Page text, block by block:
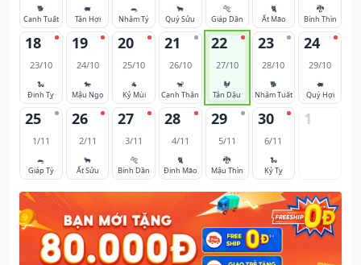
🐕
Canh Tuất
🐖
Tân Hợi
🐀
Nhâm Tý
🐂
Quý Sửu
🐅
Giáp Dần
🐈
Ất Mão
🐉
Bính Thìn
18
23/10
🐍
Đinh Tỵ
19
24/10
🐎
Mậu Ngọ
20
25/10
🐐
Kỷ Mùi
21
26/10
🐒
Canh Thân
22
27/10
🐓
Tân Dậu
23
28/10
🐕
Nhâm Tuất
24
29/10
🐖
Quý Hợi
25
1/11
🐀
Giáp Tý
26
2/11
🐂
Ất Sửu
27
3/11
🐅
Bính Dần
28
4/11
🐈
Đinh Mão
29
5/11
🐉
Mậu Thìn
30
6/11
🐍
Kỷ Tỵ
1